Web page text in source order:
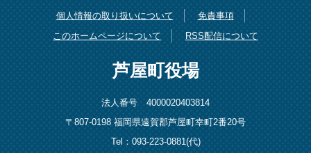
個人情報の取り扱いについて
免責事項
このホームページについて
RSS配信について
芦屋町役場
法人番号 4000020403814
〒807-0198 福岡県遠賀郡芦屋町幸町2番20号
Tel：093-223-0881(代)